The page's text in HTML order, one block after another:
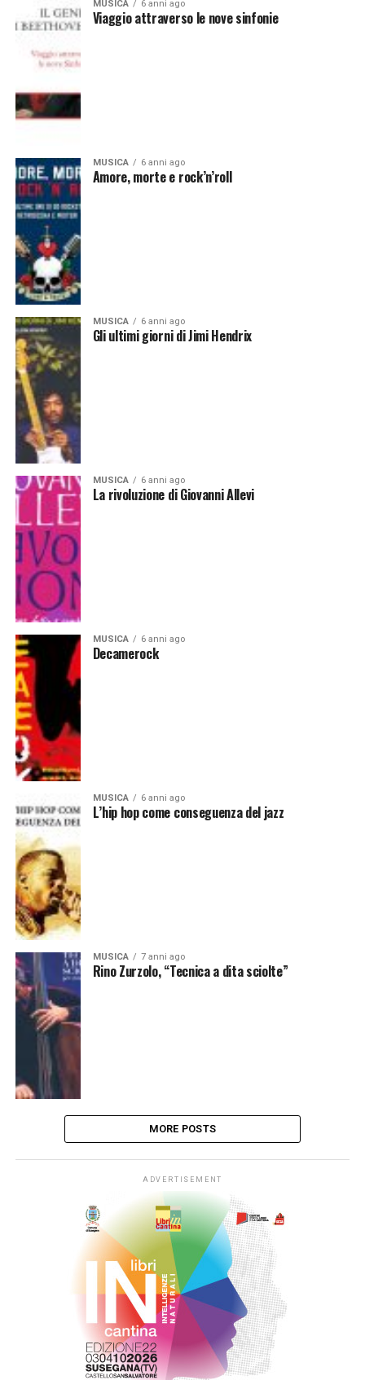
MUSICA 6 anni ago
Viaggio attraverso le nove sinfonie
MUSICA 6 anni ago
Amore, morte e rock’n’roll
MUSICA 6 anni ago
Gli ultimi giorni di Jimi Hendrix
MUSICA 6 anni ago
La rivoluzione di Giovanni Allevi
MUSICA 6 anni ago
Decamerock
MUSICA 6 anni ago
L’hip hop come conseguenza del jazz
MUSICA 7 anni ago
Rino Zurzolo, “Tecnica a dita sciolte”
MORE POSTS
ADVERTISEMENT